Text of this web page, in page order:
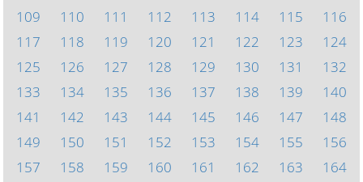
109
110 111 112 113 114 115
116
117
118 119 120 121 122 123
124
125
126 127 128 129 130 131
132
133
134 135 136 137 138 139
140
141
142 143 144 145 146 147
148
149
150 151 152 153 154 155
156
157
158 159 160 161 162 163
164